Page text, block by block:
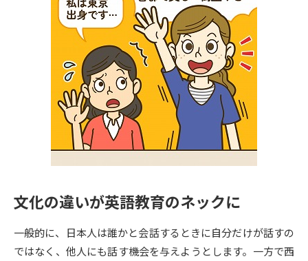
大学・短大以外の資料から請求
専門学校の資料請求 大学院の資料請求
留学・進学関連、塾・予備校
大学入学共通テスト「受験案
内」の請求
配慮案内」の請求
高等学校卒業程度認定試験
幼稚園教員資格認定試験 小学校教員資格認定試験
高等学校（情報）教員資格認定
試験
文化の違いが英語教育のネックに
一般的に、日本人は誰かと会話するときに自分だけが話すの
ではなく、他人にも話す機会を与えようとします。一方で西